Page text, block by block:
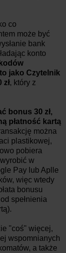
co
może być
bank
konto
jako Czytelnik
, który z
bonus 30 zł,
płatność kartą
można
plastikowej,
pobiera
w
Pay lub Aplle
więc wtedy
bonusu
spełnienia
"coś" więcej,
wspomnianych
a także